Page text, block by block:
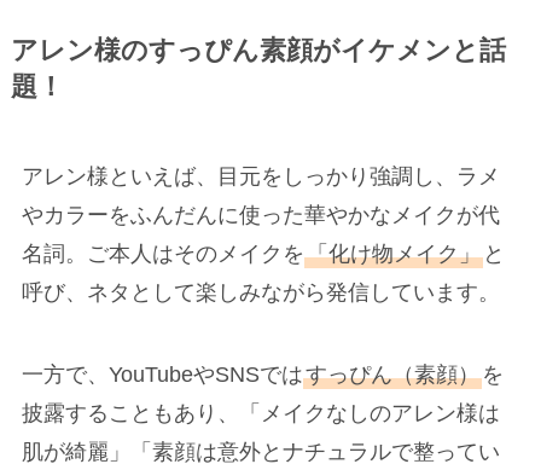
アレン様のすっぴん素顔がイケメンと話
題！
アレン様といえば、目元をしっかり強調し、ラメ
やカラーをふんだんに使った華やかなメイクが代
名詞。ご本人はそのメイクを「化け物メイク」と
呼び、ネタとして楽しみながら発信しています。
一方で、YouTubeやSNSではすっぴん（素顔）を
披露することもあり、「メイクなしのアレン様は
肌が綺麗」「素顔は意外とナチュラルで整ってい